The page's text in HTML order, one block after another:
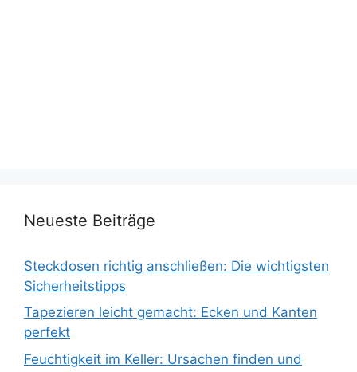
Neueste Beiträge
Steckdosen richtig anschließen: Die wichtigsten
Sicherheitstipps
Tapezieren leicht gemacht: Ecken und Kanten
perfekt
Feuchtigkeit im Keller: Ursachen finden und